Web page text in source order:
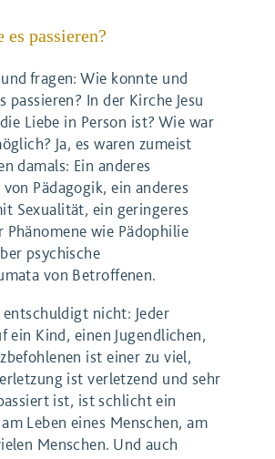
es passieren?
fragen: Wie konnte und
passieren? In der Kirche Jesu
Liebe in Person ist? Wie war
Ja, es waren zumeist
damals: Ein anderes
Pädagogik, ein anderes
Sexualität, ein geringeres
Phänomene wie Pädophilie
psychische
von Betroffenen.
nicht: Jeder
ein Kind, einen Jugendlichen,
ist einer zu viel,
ist verletzend und sehr
ist, ist schlicht ein
Leben eines Menschen, am
Menschen. Und auch